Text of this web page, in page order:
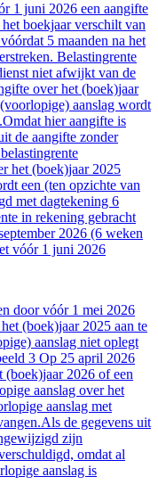
1 juni 2026 een aangifte
boekjaar verschilt van
5 maanden na het
Belastingrente
niet afwijkt van de
over het (boek)jaar
aanslag wordt
hier aangifte is
de aangifte zonder
het (boek)jaar 2025
een (ten opzichte van
met dagtekening 6
in rekening gebracht
2026 (6 weken
vóór 1 juni 2026
door vóór 1 mei 2026
(boek)jaar 2025 aan te
aanslag niet oplegt
3 Op 25 april 2026
(boek)jaar 2026 of een
aanslag over het
aanslag met
de gegevens uit
zijn
omdat al
aanslag is